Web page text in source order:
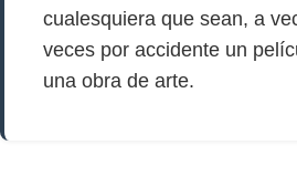
cualesquiera que sean, a
veces por accidente un
una obra de arte.